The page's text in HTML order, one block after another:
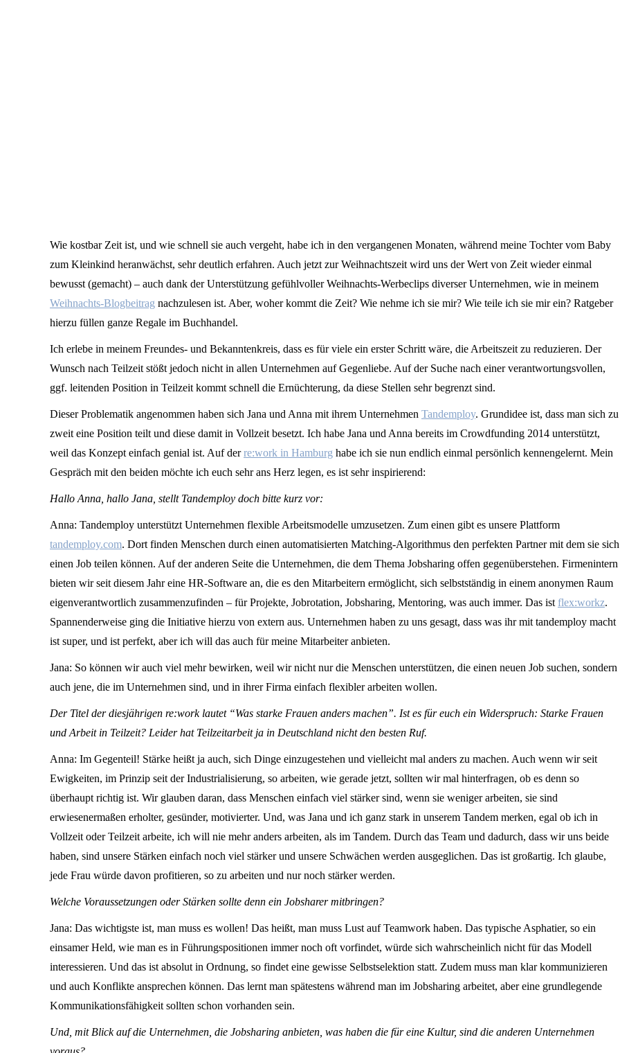
Wie kostbar Zeit ist, und wie schnell sie auch vergeht, habe ich in den vergangenen Monaten, während meine Tochter vom Baby
zum Kleinkind heranwächst, sehr deutlich erfahren. Auch jetzt zur Weihnachtszeit wird uns der Wert von Zeit wieder einmal
bewusst (gemacht) – auch dank der Unterstützung gefühlvoller Weihnachts-Werbeclips diverser Unternehmen, wie in meinem
Weihnachts-Blogbeitrag nachzulesen ist. Aber, woher kommt die Zeit? Wie nehme ich sie mir? Wie teile ich sie mir ein? Ratgeber
hierzu füllen ganze Regale im Buchhandel.
Ich erlebe in meinem Freundes- und Bekanntenkreis, dass es für viele ein erster Schritt wäre, die Arbeitszeit zu reduzieren. Der
Wunsch nach Teilzeit stößt jedoch nicht in allen Unternehmen auf Gegenliebe. Auf der Suche nach einer verantwortungsvollen,
ggf. leitenden Position in Teilzeit kommt schnell die Ernüchterung, da diese Stellen sehr begrenzt sind.
Dieser Problematik angenommen haben sich Jana und Anna mit ihrem Unternehmen Tandemploy. Grundidee ist, dass man sich zu
zweit eine Position teilt und diese damit in Vollzeit besetzt. Ich habe Jana und Anna bereits im Crowdfunding 2014 unterstützt,
weil das Konzept einfach genial ist. Auf derre:work in Hamburg habe ich sie nun endlich einmal persönlich kennengelernt. Mein
Gespräch mit den beiden möchte ich euch sehr ans Herz legen, es ist sehr inspirierend:
Hallo Anna, hallo Jana, stellt Tandemploy doch bitte kurz vor:
Anna: Tandemploy unterstützt Unternehmen flexible Arbeitsmodelle umzusetzen. Zum einen gibt es unsere Plattform
tandemploy.com. Dort finden Menschen durch einen automatisierten Matching-Algorithmus den perfekten Partner mit dem sie sich
einen Job teilen können. Auf der anderen Seite die Unternehmen, die dem Thema Jobsharing offen gegenüberstehen. Firmenintern
bieten wir seit diesem Jahr eine HR-Software an, die es den Mitarbeitern ermöglicht, sich selbstständig in einem anonymen Raum
eigenverantwortlich zusammenzufinden – für Projekte, Jobrotation, Jobsharing, Mentoring, was auch immer. Das ist flex:workz.
Spannenderweise ging die Initiative hierzu von extern aus. Unternehmen haben zu uns gesagt, dass was ihr mit tandemploy macht
ist super, und ist perfekt, aber ich will das auch für meine Mitarbeiter anbieten.
Jana: So können wir auch viel mehr bewirken, weil wir nicht nur die Menschen unterstützen, die einen neuen Job suchen, sondern
auch jene, die im Unternehmen sind, und in ihrer Firma einfach flexibler arbeiten wollen.
Der Titel der diesjährigen re:work lautet “Was starke Frauen anders machen”. Ist es für euch ein Widerspruch: Starke Frauen
und Arbeit in Teilzeit? Leider hat Teilzeitarbeit ja in Deutschland nicht den besten Ruf.
Anna: Im Gegenteil! Stärke heißt ja auch, sich Dinge einzugestehen und vielleicht mal anders zu machen. Auch wenn wir seit
Ewigkeiten, im Prinzip seit der Industrialisierung, so arbeiten, wie gerade jetzt, sollten wir mal hinterfragen, ob es denn so
überhaupt richtig ist. Wir glauben daran, dass Menschen einfach viel stärker sind, wenn sie weniger arbeiten, sie sind
erwiesenermaßen erholter, gesünder, motivierter. Und, was Jana und ich ganz stark in unserem Tandem merken, egal ob ich in
Vollzeit oder Teilzeit arbeite, ich will nie mehr anders arbeiten, als im Tandem. Durch das Team und dadurch, dass wir uns beide
haben, sind unsere Stärken einfach noch viel stärker und unsere Schwächen werden ausgeglichen. Das ist großartig. Ich glaube,
jede Frau würde davon profitieren, so zu arbeiten und nur noch stärker werden.
Welche Voraussetzungen oder Stärken sollte denn ein Jobsharer mitbringen?
Jana: Das wichtigste ist, man muss es wollen! Das heißt, man muss Lust auf Teamwork haben. Das typische Asphatier, so ein
einsamer Held, wie man es in Führungspositionen immer noch oft vorfindet, würde sich wahrscheinlich nicht für das Modell
interessieren. Und das ist absolut in Ordnung, so findet eine gewisse Selbstselektion statt. Zudem muss man klar kommunizieren
und auch Konflikte ansprechen können. Das lernt man spätestens während man im Jobsharing arbeitet, aber eine grundlegende
Kommunikationsfähigkeit sollten schon vorhanden sein.
Und, mit Blick auf die Unternehmen, die Jobsharing anbieten, was haben die für eine Kultur, sind die anderen Unternehmen